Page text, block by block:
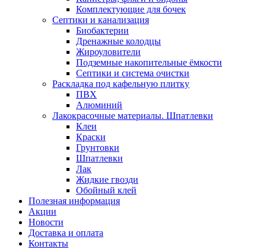
Комплектующие для бочек
Септики и канализация
Биобактерии
Дренажные колодцы
Жироуловители
Подземные накопительные ёмкости
Септики и система очистки
Раскладка под кафельную плитку
ПВХ
Алюминий
Лакокрасочные материалы. Шпатлевки
Клеи
Краски
Грунтовки
Шпатлевки
Лак
Жидкие гвозди
Обойный клей
Полезная информация
Акции
Новости
Доставка и оплата
Контакты